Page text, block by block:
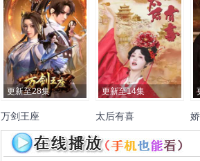
更新至28集
万剑王座
更新至14集
太后有喜
张悦楠 王轩